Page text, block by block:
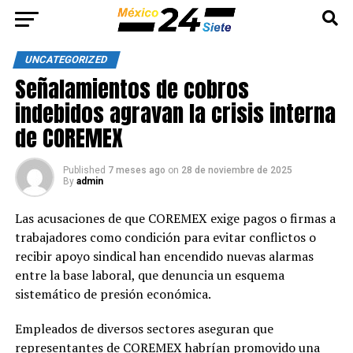
UNCATEGORIZED
Señalamientos de cobros
indebidos agravan la crisis interna
de COREMEX
Published 7 meses ago on 28 de noviembre de 2025
By admin
Las acusaciones de que COREMEX exige pagos o firmas a
trabajadores como condición para evitar conflictos o
recibir apoyo sindical han encendido nuevas alarmas
entre la base laboral, que denuncia un esquema
sistemático de presión económica.
Empleados de diversos sectores aseguran que
representantes de COREMEX habrían promovido una